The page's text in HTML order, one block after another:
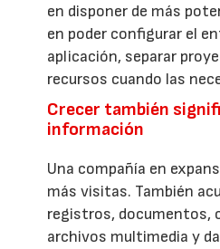
en disponer de más
en poder configurar el
aplicación, separar
recursos cuando las
Crecer también
información
Una compañía en
más visitas. También
registros, documentos,
archivos multimedia y